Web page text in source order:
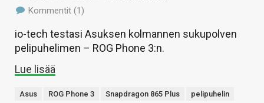
Kommentit (1)
io-tech testasi Asuksen kolmannen sukupolven
pelipuhelimen – ROG Phone 3:n.
Lue lisää
Asus ROG Phone 3 Snapdragon 865 Plus pelipuhelin